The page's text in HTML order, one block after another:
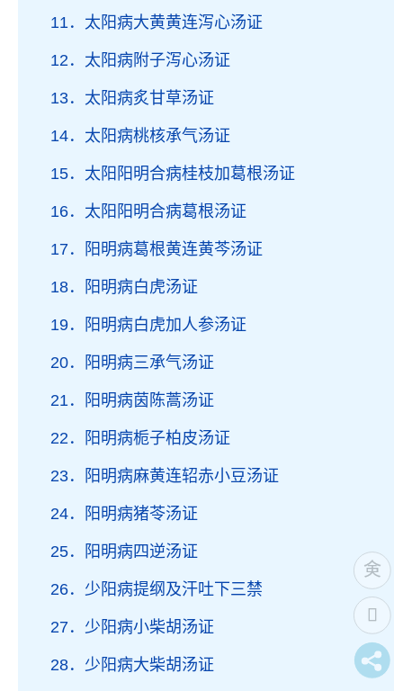
11．太阳病大黄黄连泻心汤证
12．太阳病附子泻心汤证
13．太阳病炙甘草汤证
14．太阳病桃核承气汤证
15．太阳阳明合病桂枝加葛根汤证
16．太阳阳明合病葛根汤证
17．阳明病葛根黄连黄芩汤证
18．阳明病白虎汤证
19．阳明病白虎加人参汤证
20．阳明病三承气汤证
21．阳明病茵陈蒿汤证
22．阳明病栀子柏皮汤证
23．阳明病麻黄连轺赤小豆汤证
24．阳明病猪苓汤证
25．阳明病四逆汤证
26．少阳病提纲及汗吐下三禁
27．少阳病小柴胡汤证
28．少阳病大柴胡汤证